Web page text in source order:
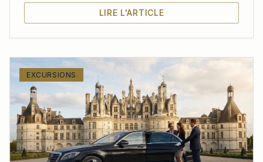
LIRE L'ARTICLE
EXCURSIONS